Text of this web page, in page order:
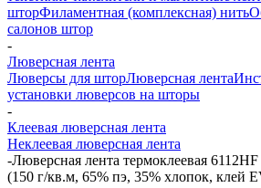
шторФиламентная (комплексная) нить
салонов штор
-
Люверсная лента
Люверсы для шторЛюверсная лента
установки люверсов на шторы
-
Клеевая люверсная лента
Неклеевая люверсная лента
-Люверсная лента термоклеевая
(150 г/кв.м, 65% пэ, 35% хлопок, клей